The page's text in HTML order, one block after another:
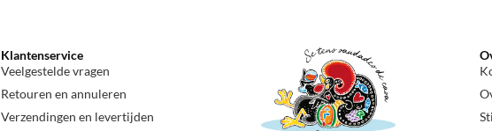
Klantenservice
Veelgestelde vragen
Retouren en annuleren
Verzendingen en levertijden